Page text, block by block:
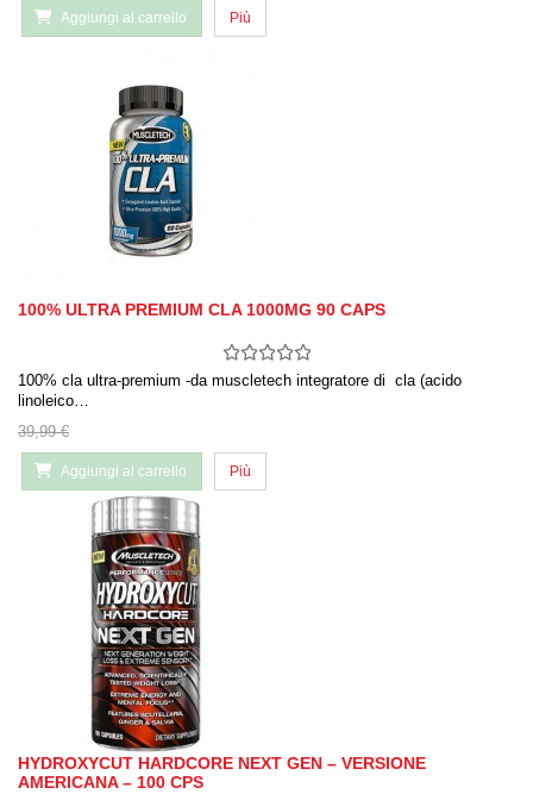
Aggiungi al carrello Più
100% ULTRA PREMIUM CLA 1000MG 90 CAPS
100% cla ultra-premium -da muscletech integratore di cla (acido
linoleico…
39,99 €
Aggiungi al carrello Più
HYDROXYCUT HARDCORE NEXT GEN – VERSIONE
AMERICANA – 100 CPS